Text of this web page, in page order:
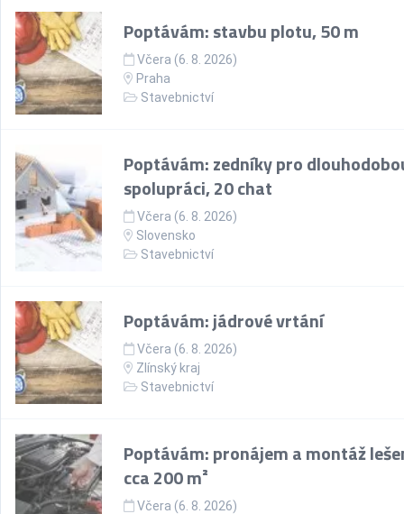
Poptávám: stavbu plotu, 50 m
Včera (6. 8. 2026)
Praha
Stavebnictví
Poptávám: zedníky pro
spolupráci, 20 chat
Včera (6. 8. 2026)
Slovensko
Stavebnictví
Poptávám: jádrové vrtání
Včera (6. 8. 2026)
Zlínský kraj
Stavebnictví
Poptávám: pronájem a montáž
cca 200 m²
Včera (6. 8. 2026)